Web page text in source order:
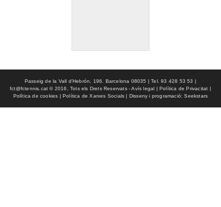
Passeig de la Vall d'Hebrón, 196. Barcelona 08035 | Tel. 93 428 53 53 |
fct@fctennis.cat © 2016, Tots els Drets Reservats - Avís legal | Política de Privacitat |
Política de cookies | Política de Xarxes Socials | Disseny i programació: Seekstars